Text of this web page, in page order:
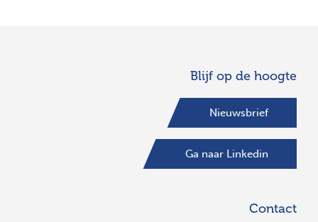
Blijf op de hoogte
Nieuwsbrief
Ga naar Linkedin
Contact